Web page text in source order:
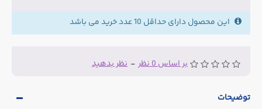
بر اساس 0 نظر - نظر بدهید
این محصول دارای حداقل 10 عدد خرید می باشد
توضیحات